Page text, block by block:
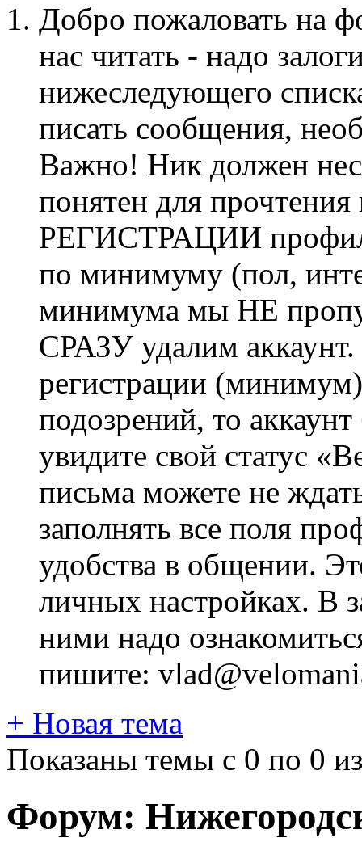
Добро пожаловать на
нас читать - надо
нижеследующего
писать сообщения,
Важно! Ник должен
понятен для
РЕГИСТРАЦИИ профиль
по минимуму (пол,
минимума мы НЕ
СРАЗУ удалим
регистрации
подозрений, то
увидите свой статус
письма можете не
заполнять все поля
удобства в общении.
личных настройках. В
ними надо
пишите:
+ Новая тема
Показаны темы с 0 по 0
Форум: